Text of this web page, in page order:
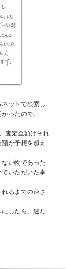
ットで検索し
ったので、
査定金額はそれ
が予想を超え
い物であった
いただいた事
るまでの速さ
したら、迷わ